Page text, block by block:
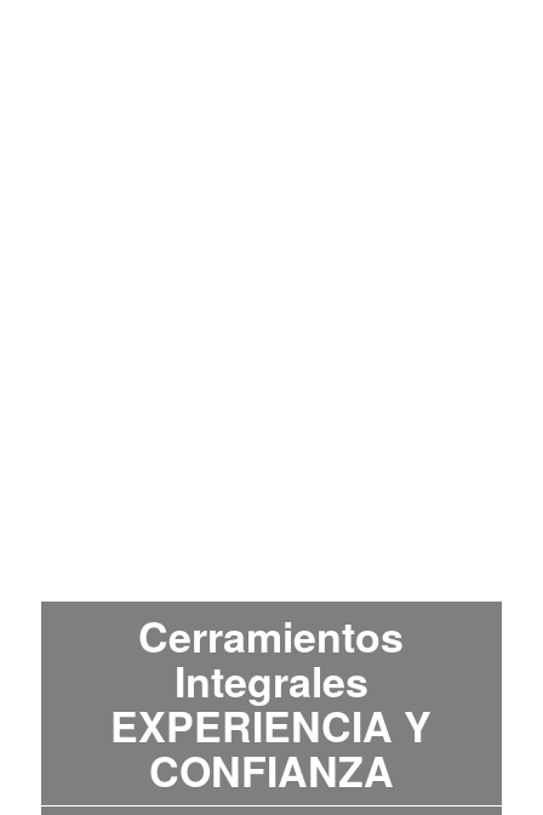
Cerramientos
Integrales
EXPERIENCIA Y
CONFIANZA